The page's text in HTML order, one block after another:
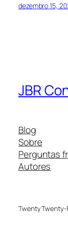
dezembro 15,
JBR
Blog
Sobre
Perguntas
Autores
Twenty Twenty-